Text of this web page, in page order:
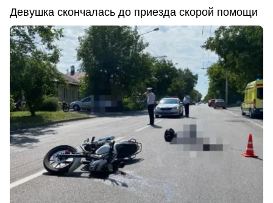
Девушка скончалась до приезда скорой помощи